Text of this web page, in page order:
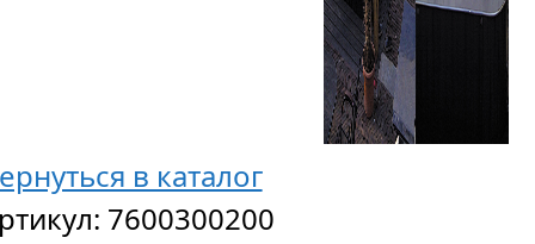
в каталог
7600300200